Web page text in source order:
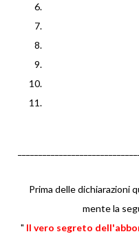
Prima delle dichiarazioni quotidiane di Maggio tenete ben a
mente la
" Il vero segreto dell'abbondanza è la gratitudine: tenendo